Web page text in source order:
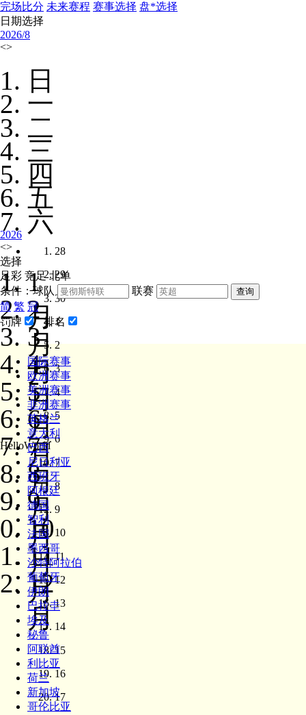
完场比分 未来赛程 赛事选择 盘*选择
日期选择
2026/8
<>
日
一
二
三
四
五
六
28
29
30
1
2
3
4
5
6
7
8
9
10
11
12
13
14
15
16
17
2026
<>
1
月
2
月
3
月
4
月
5
月
6
月
7
月
8
月
9
月
10
月
11
月
12
月
HelloWorld
选择
足彩 竞足 北单
条件：球队
联赛
简 繁 冠
罚牌
排名
国际赛事
欧洲赛事
美洲赛事
非洲赛事
英格兰
意大利
巴西
尼日利亚
西班牙
阿根廷
德国
智利
法国
墨西哥
沙特阿拉伯
葡萄牙
伊朗
巴拉圭
埃及
秘鲁
阿联酋
利比亚
荷兰
新加坡
哥伦比亚